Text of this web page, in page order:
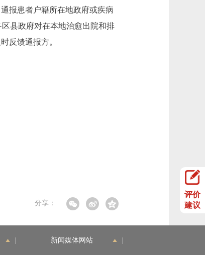
报患者户籍所在地政府或疾病
县政府对在本地治愈出院和排
反馈通报方。
分享：
评价
建议
新闻媒体网站